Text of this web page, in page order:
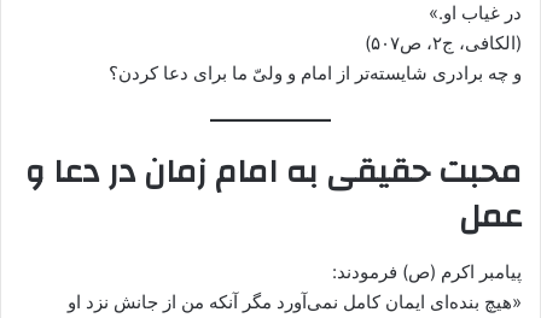
در غیاب او.»
(الکافی، ج۲، ص۵۰۷)
و چه برادری شایسته‌تر از امام و ولیّ ما برای دعا کردن؟
محبت حقیقی به امام زمان در دعا و
عمل
پیامبر اکرم (ص) فرمودند:
«هیچ بنده‌ای ایمان کامل نمی‌آورد مگر آنکه من از جانش نزد او